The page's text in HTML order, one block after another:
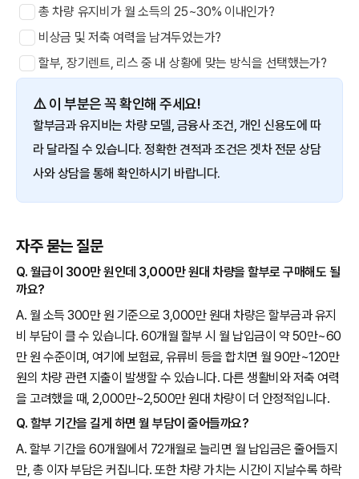
총 차량 유지비가 월 소득의 25~30% 이내인가?
비상금 및 저축 여력을 남겨두었는가?
할부, 장기렌트, 리스 중 내 상황에 맞는 방식을 선택했는가?
⚠️ 이 부분은 꼭 확인해 주세요!
할부금과 유지비는 차량 모델, 금융사 조건, 개인 신용도에 따
라 달라질 수 있습니다. 정확한 견적과 조건은 겟차 전문 상담
사와 상담을 통해 확인하시기 바랍니다.
자주 묻는 질문
Q. 월급이 300만 원인데 3,000만 원대 차량을 할부로 구매해도 될
까요?
A. 월 소득 300만 원 기준으로 3,000만 원대 차량은 할부금과 유지
비 부담이 클 수 있습니다. 60개월 할부 시 월 납입금이 약 50만~60
만 원 수준이며, 여기에 보험료, 유류비 등을 합치면 월 90만~120만
원의 차량 관련 지출이 발생할 수 있습니다. 다른 생활비와 저축 여력
을 고려했을 때, 2,000만~2,500만 원대 차량이 더 안정적입니다.
Q. 할부 기간을 길게 하면 월 부담이 줄어들까요?
A. 할부 기간을 60개월에서 72개월로 늘리면 월 납입금은 줄어들지
만, 총 이자 부담은 커집니다. 또한 차량 가치는 시간이 지날수록 하락